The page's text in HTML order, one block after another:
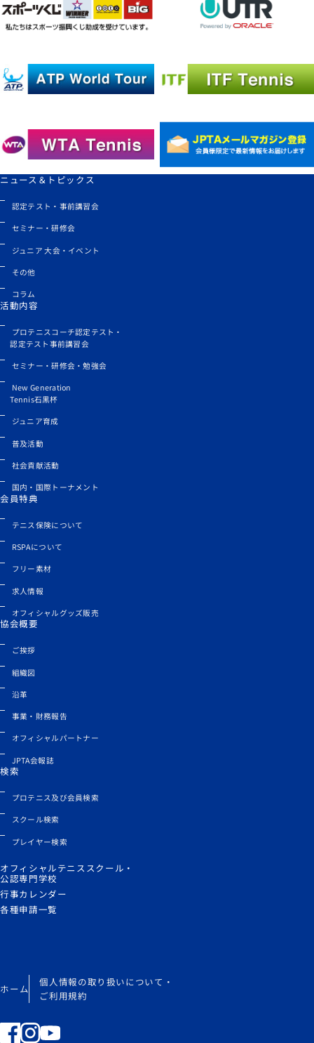
ニュース＆トピックス
認定テスト・事前講習会
セミナー・研修会
ジュニア 大会・イベント
その他
コラム
活動内容
プロテニスコーチ認定テスト・
認定テスト事前講習会
セミナー・研修会・勉強会
New Generation
Tennis石黒杯
ジュニア育成
普及活動
社会貢献活動
国内・国際トーナメント
会員特典
テニス保険について
RSPAについて
フリー素材
求人情報
オフィシャルグッズ販売
協会概要
ご挨拶
組織図
沿革
事業・財務報告
オフィシャルパートナー
JPTA会報誌
検索
プロテニス及び会員検索
スクール検索
プレイヤー検索
オフィシャルテニススクール・
公認専門学校
行事カレンダー
各種申請一覧
ホーム
個人情報の取り扱いについて・
ご利用規約